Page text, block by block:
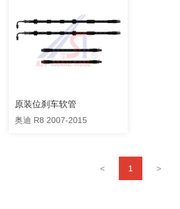
原装位刹车软管
奥迪 R8 2007-2015
< 1 >